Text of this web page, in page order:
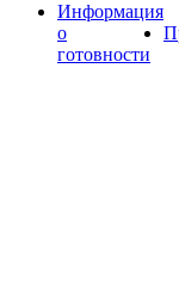
Информация
о
готовности